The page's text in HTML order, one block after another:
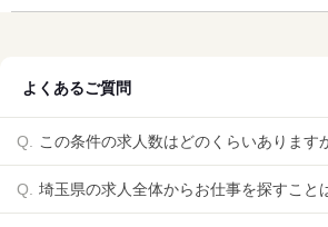
よくあるご質問
この条件の求人数はどのくらいあります
埼玉県の求人全体からお仕事を探すこと